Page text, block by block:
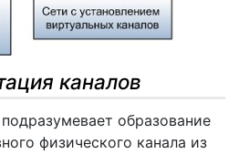
каналов
образование
физического канала из